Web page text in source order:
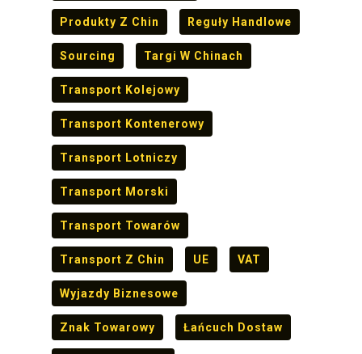
Produkty Z Chin Reguły Handlowe
Sourcing Targi W Chinach
Transport Kolejowy
Transport Kontenerowy
Transport Lotniczy
Transport Morski
Transport Towarów
Transport Z Chin UE VAT
Wyjazdy Biznesowe
Znak Towarowy Łańcuch Dostaw